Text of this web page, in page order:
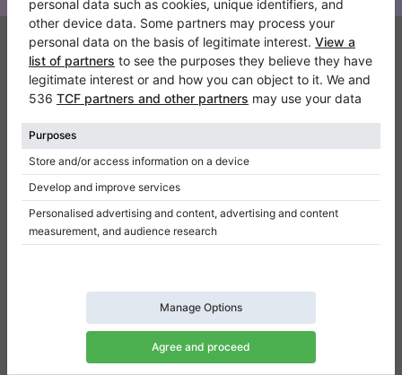
Klaviano
Kontakt
Über Uns
Referenz hinterlassen
Nutzungsbedingungen
Einwilligungseinstellungen